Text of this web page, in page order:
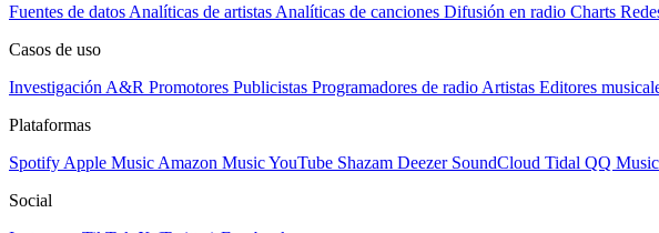
Fuentes de datos Analíticas de artistas Analíticas de canciones Difusión en radio Charts
Casos de uso
Investigación A&R Promotores Publicistas Programadores de radio Artistas Editores
Plataformas
Spotify Apple Music Amazon MusicYouTube Shazam Deezer SoundCloud Tidal QQ Music
Social